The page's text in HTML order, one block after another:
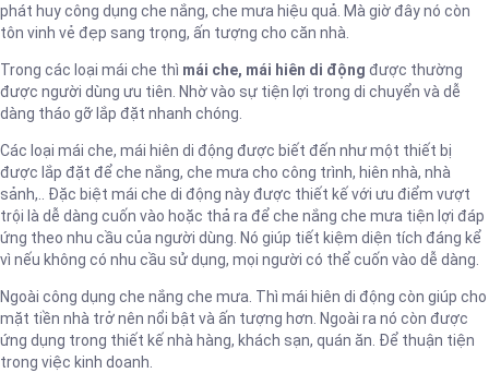
phát huy công dụng che nắng, che mưa hiệu quả. Mà giờ đây nó còn
tôn vinh vẻ đẹp sang trọng, ấn tượng cho căn nhà.
Trong các loại mái che thì mái che, mái hiên di động được thường
được người dùng ưu tiên. Nhờ vào sự tiện lợi trong di chuyển và dễ
dàng tháo gỡ lắp đặt nhanh chóng.
Các loại mái che, mái hiên di động được biết đến như một thiết bị
được lắp đặt để che nắng, che mưa cho công trình, hiên nhà, nhà
sảnh,.. Đặc biệt mái che di động này được thiết kế với ưu điểm vượt
trội là dễ dàng cuốn vào hoặc thả ra để che nắng che mưa tiện lợi đáp
ứng theo nhu cầu của người dùng. Nó giúp tiết kiệm diện tích đáng kể
vì nếu không có nhu cầu sử dụng, mọi người có thể cuốn vào dễ dàng.
Ngoài công dụng che nắng che mưa. Thì mái hiên di động còn giúp cho
mặt tiền nhà trở nên nổi bật và ấn tượng hơn. Ngoài ra nó còn được
ứng dụng trong thiết kế nhà hàng, khách sạn, quán ăn. Để thuận tiện
trong việc kinh doanh.